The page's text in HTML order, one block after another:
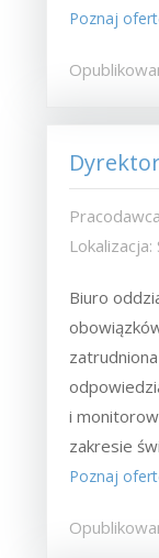
Poznaj
Lokalizacja:
Biuro
i
zakresie
Poznaj